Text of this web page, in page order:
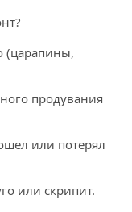
(царапины,
продувания
или потерял
или скрипит.